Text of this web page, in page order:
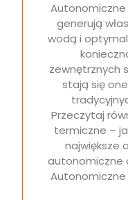
generują
wodą i
zewnętrznych
stają się
Przeczytaj
termiczne –
największe
autonomiczne